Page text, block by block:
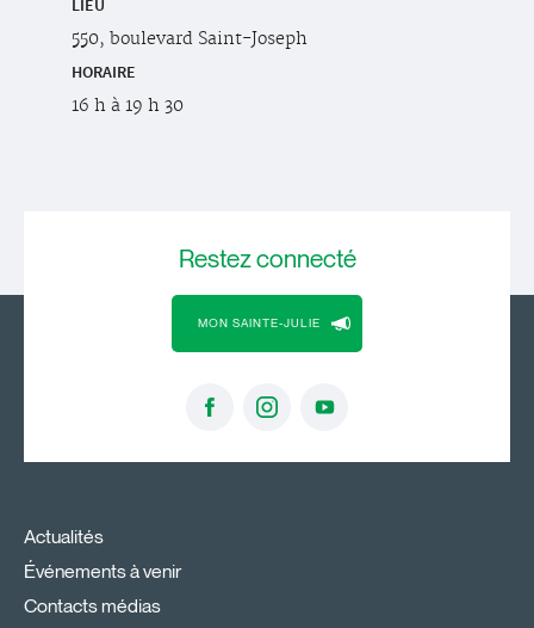
LIEU
550, boulevard Saint-Joseph
HORAIRE
16 h à 19 h 30
Restezconnecté
MON SAINTE-JULIE
Actualités
Événements à venir
Contacts médias